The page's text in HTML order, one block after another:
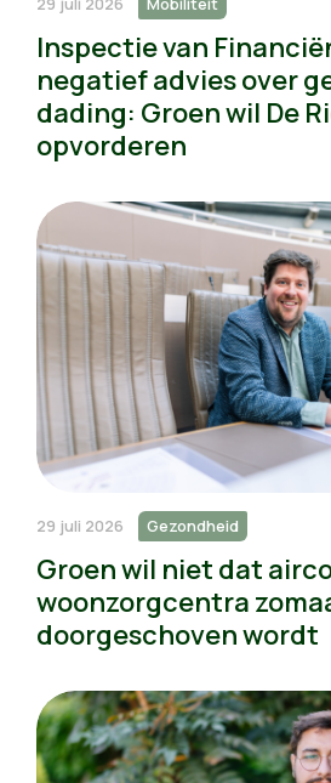
Inspectie van
negatief advies over
dading: Groen wil De
opvorderen
29 juli 2026 Gezondheid
Groen wil niet dat
woonzorgcentra
doorgeschoven wordt